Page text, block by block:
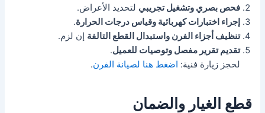
فحص بصري وتشغيل تجريبي لتحديد الأعراض.
إجراء اختبارات كهربائية وقياس درجات الحرارة.
تنظيف أجزاء الفرن واستبدال القطع التالفة إن لزم.
تقديم تقرير مفصل وتوصيات للعميل.
لحجز زيارة فنية: اضغط هنا لصيانة الفرن.
قطع الغيار والضمان